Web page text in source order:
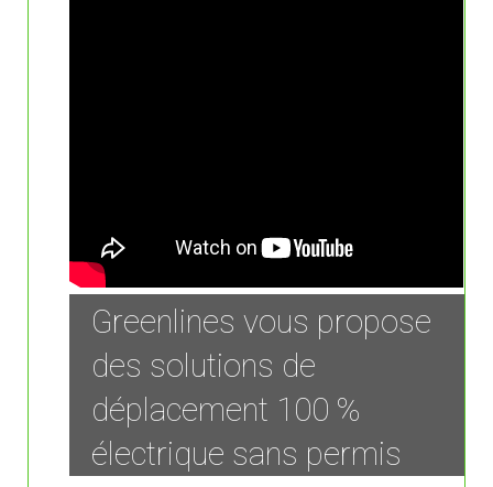
Greenlines vous propose
des solutions de
déplacement 100 %
électrique sans permis